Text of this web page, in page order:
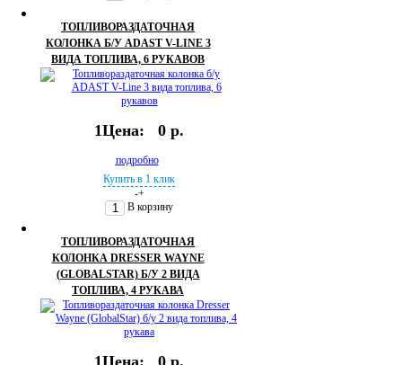
ТОПЛИВОРАЗДАТОЧНАЯ
КОЛОНКА Б/У ADAST V-LINE 3
ВИДА ТОПЛИВА, 6 РУКАВОВ
1Цена: 0 р.
подробно
Купить в 1 клик
-+
В корзину
ТОПЛИВОРАЗДАТОЧНАЯ
КОЛОНКА DRESSER WAYNE
(GLOBALSTAR) Б/У 2 ВИДА
ТОПЛИВА, 4 РУКАВА